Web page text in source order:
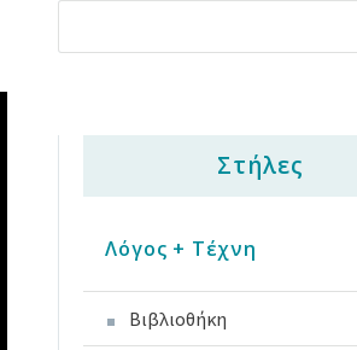
Στήλες
Λόγος + Τέχνη
Βιβλιοθήκη